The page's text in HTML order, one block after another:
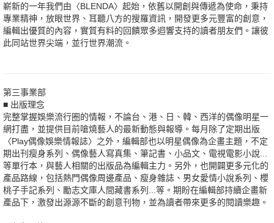
嶄新的一年我們由〈BLENDA〉起始，依舊以開創與傳遞為使命，秉持
專業精神，放眼世界、耳聽八方的搜羅資訊，開發更多元豐富的創意，
編輯出優質的內容，實質有料的回饋眾多迴響支持的讀者朋友們。讓彼
此同站世界尖端，並行世界潮流。
第三事業部
■ 出版理念
完整掌握娛樂流行圈的情報，不論台、港、日、韓、西洋的偶像明星一
網打盡，並提供目前嗆燒藝人的最新動態與報導。每月除了定期出版
〈Play偶像娛樂情報誌〉之外，編輯部也以明星偶像為企畫主題，不定
期出刊瘦身系列、偶像藝人寫真集、筆記書、小品文、電視電影小說...
等單行本，與藝人相關的出版品為編輯主力。另外，也開闢更多元化的
產品路線，包括熱門偶像周邊產品、瘦身雜誌、男女愛情小說系列、櫻
桃子手記系列、勵志文庫人間藏書系列...等。期盼在編輯部持續企畫新
產品下，激發出源源不斷的創意刊物，並為讀者帶來更多的閱讀樂趣。